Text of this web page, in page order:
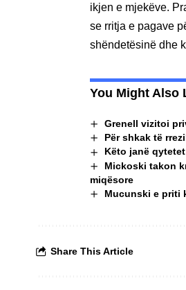
ikjen e mjekëve.
se rritja e pagave
shëndetësinë dhe
You Might Also
Grenell vizitoi
Për shkak të
Këto janë
Mickoski takon
miqësore
Mucunski e priti
Share This Article